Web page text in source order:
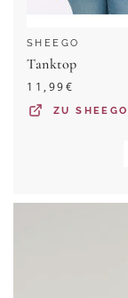
SHEEGO
Tanktop
11,99€
ZUSHEEGO